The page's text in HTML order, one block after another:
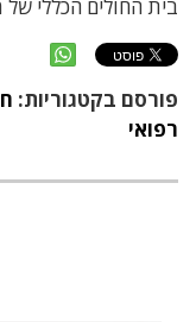
בית החולים הכללי
פורסם בקטגוריות:
רפואי